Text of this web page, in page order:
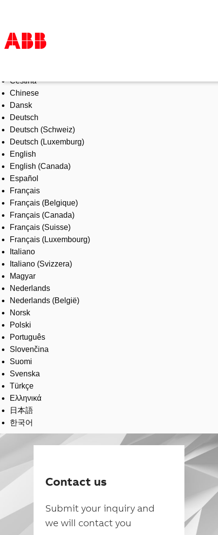
Products & Solutions
Industries
Services
About us
Where to buy
Contact us
Careers
Čeština
Chinese
Dansk
Deutsch
Deutsch (Schweiz)
Deutsch (Luxemburg)
English
English (Canada)
Español
Français
Français (Belgique)
Français (Canada)
Français (Suisse)
Français (Luxembourg)
Italiano
Italiano (Svizzera)
Magyar
Nederlands
Nederlands (België)
Norsk
Polski
Português
Slovenčina
Suomi
Svenska
Türkçe
Ελληνικά
日本語
한국어
Contact us
Submit your inquiry and
we will contact you